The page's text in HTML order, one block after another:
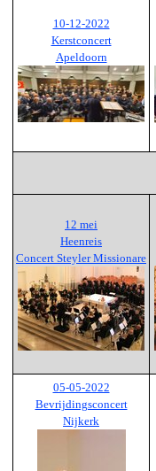
10-12-2022
Kerstconcert
Apeldoorn
12 mei
Heenreis
Concert Steyler Missionare
05-05-2022
Bevrijdingsconcert
Nijkerk